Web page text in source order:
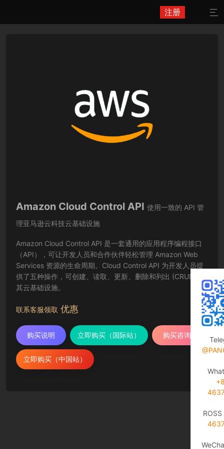
注册 
Amazon Cloud Control API 使用一致的 API 管
理亚马逊云科技云基础设施
Amazon Cloud Control API 是一套通用的应用程序编程接口
（API），可让开发人员和合作伙伴轻松管理 Amazon Web
Services 资源的生命周期。Cloud Control API 为开发人员提
供了五种操作，可创建、读取、更新、删除和列出 (CRUDL)
其云基础设施。
联系客服领取 优惠
购买说明 立即购买（国际站） 购买咨询
立即购买（中国站）